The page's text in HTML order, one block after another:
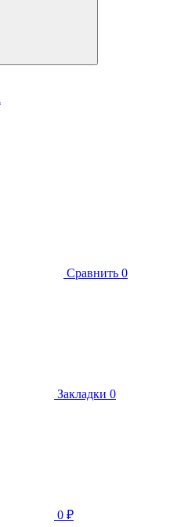
Сравнить 0
Закладки 0
0 ₽